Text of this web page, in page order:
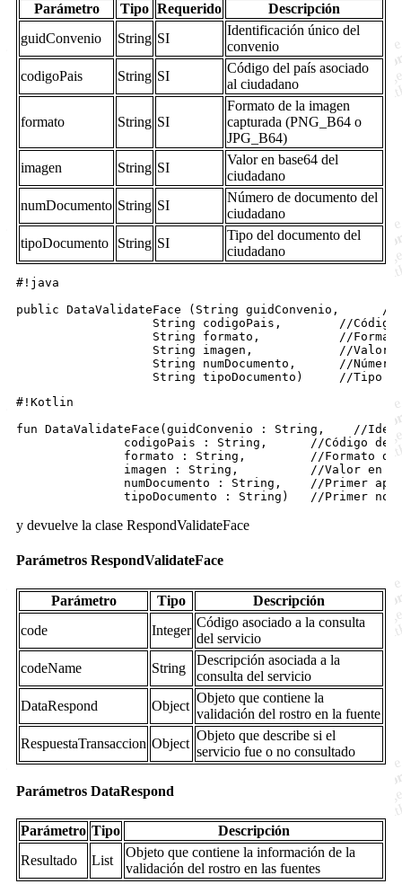
Parámetro Tipo Requerido
Descripción
guidConvenio
String SI
Identificación único del
convenio
codigoPais
String SI
Código del país asociado
al ciudadano
formato String SI
Formato de la imagen
capturada (PNG_B64 o
JPG_B64)
imagen
String SI
Valor en base64 del
ciudadano
numDocumento String SI
Número de documento del
ciudadano
tipoDocumento
String SI
Tipo del documento del
ciudadano
#!java
public DataValidateFace (String guidConvenio,
String codigoPais,        //
String formato,           //
String imagen,            //Valor
String numDocumento,      //
#!Kotlin
fun DataValidateFace(guidConvenio : String,    //
codigoPais : String,      //Código
formato : String,         //Formato
imagen : String,          //Valor en
numDocumento : String,    //Primer
y devuelve la clase RespondValidateFace
Parámetros RespondValidateFace
Parámetro Tipo
Descripción
code
Integer
Código asociado a la consulta
del servicio
codeName
String
Descripción asociada a la
consulta del servicio
DataRespond
Object
Objeto que contiene la
validación del rostro en la fuente
RespuestaTransaccion Object
Objeto que describe si el
servicio fue o no consultado
Parámetros DataRespond
Parámetro Tipo
Descripción
Resultado
List
Objeto que contiene la información de la
validación del rostro en las fuentes